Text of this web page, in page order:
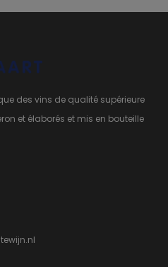
des vins de qualité supérieure
et élaborés et mis en bouteille